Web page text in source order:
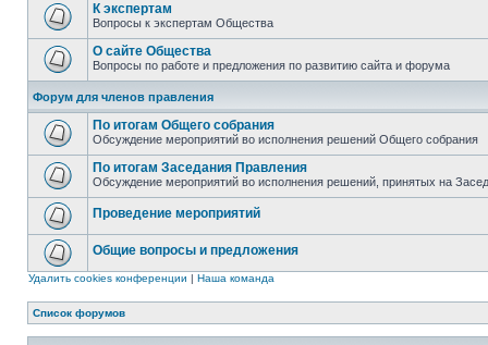
К экспертам
Вопросы к экспертам Общества
О сайте Общества
Вопросы по работе и предложения по развитию сайта и форума
Форум для членов правления
По итогам Общего собрания
Обсуждение мероприятий во исполнения решений Общего собрания
По итогам Заседания Правления
Обсуждение мероприятий во исполнения решений, принятых на
Проведение мероприятий
Общие вопросы и предложения
Удалить cookies конференции | Наша команда
Список форумов